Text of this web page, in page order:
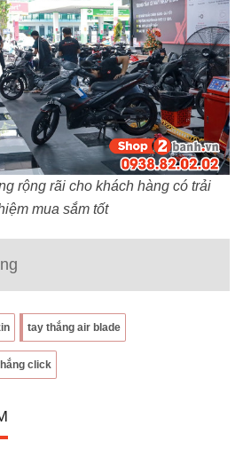
rộng rãi cho khách hàng có trải
mua sắm tốt
tay thắng air blade
click